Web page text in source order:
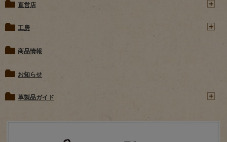
直営店
工房
商品情報
お知らせ
革製品ガイド